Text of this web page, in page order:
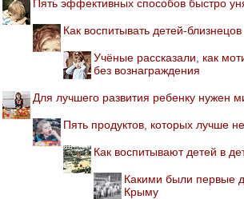
Пять эффективных способов быстро
Как воспитывать детей-близнецов
Учёные рассказали, как
без вознаграждения
Для лучшего развития ребенку нужен
Пять продуктов, которых лучше
Как воспитывают детей в
Какими были первые
Крыму